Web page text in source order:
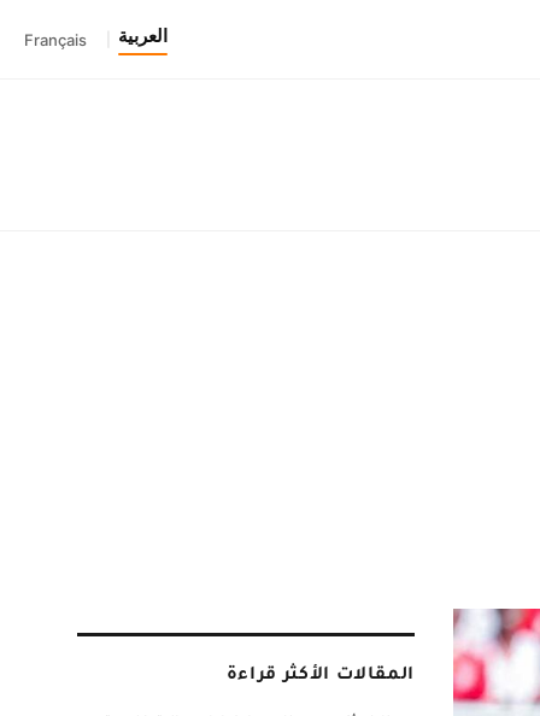
العربية Français
المقالات الأكثر قراءة